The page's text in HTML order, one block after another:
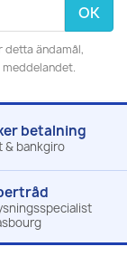
detta ändamål,
betalning
& bankgiro